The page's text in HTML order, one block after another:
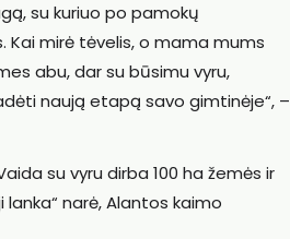
su kuriuo po pamokų
mirė tėvelis, o mama mums
abu, dar su būsimu vyru,
naują etapą savo gimtinėje“, –
su vyru dirba 100 ha žemės ir
narė, Alantos kaimo